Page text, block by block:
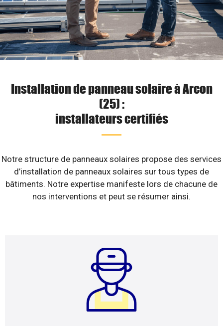
Installation de panneau solaire à Arcon
(25) :
installateurs certifiés
Notre structure de panneaux solaires propose des services
d’installation de panneaux solaires sur tous types de
bâtiments. Notre expertise manifeste lors de chacune de
nos interventions et peut se résumer ainsi.